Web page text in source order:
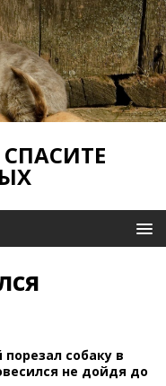
СПАСИТЕ
собаку в
не дойдя до